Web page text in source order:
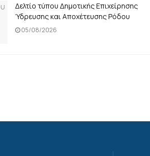
Δελτίο τύπου Δημοτικής Επιχείρησης
Ύδρευσης και Αποχέτευσης Ρόδου
05/08/2026